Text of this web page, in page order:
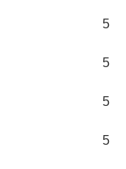
5
5
5
5